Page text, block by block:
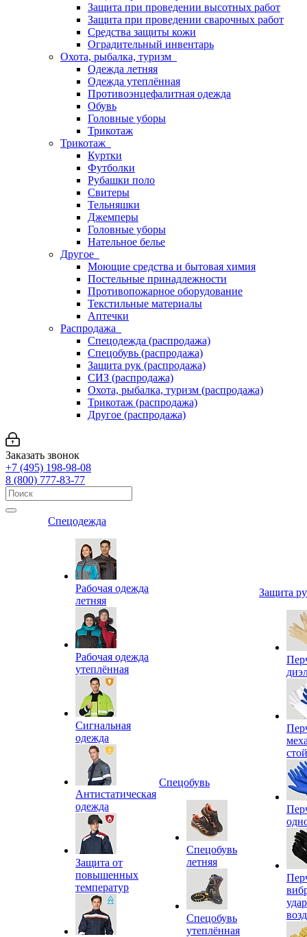
Защита при проведении высотных работ
Защита при проведении сварочных работ
Средства защиты кожи
Оградительный инвентарь
Охота, рыбалка, туризм
Одежда летняя
Одежда утеплённая
Противоэнцефалитная одежда
Обувь
Головные уборы
Трикотаж
Трикотаж
Куртки
Футболки
Рубашки поло
Свитеры
Тельняшки
Джемперы
Головные уборы
Нательное белье
Другое
Моющие средства и бытовая химия
Постельные принадлежности
Противопожарное оборудование
Текстильные материалы
Аптечки
Распродажа
Спецодежда (распродажа)
Спецобувь (распродажа)
Защита рук (распродажа)
СИЗ (распродажа)
Охота, рыбалка, туризм (распродажа)
Трикотаж (распродажа)
Другое (распродажа)
Заказать звонок
+7 (495) 198-98-08
8 (800) 777-83-77
Спецодежда
Рабочая одежда
летняя
Рабочая одежда
утеплённая
Сигнальная
одежда
Антистатическая
одежда
Защита от
повышенных
температур
Спецобувь
Спецобувь
летняя
Спецобувь
утеплённая
Защита